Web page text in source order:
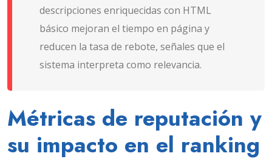
descripciones enriquecidas con HTML
básico mejoran el tiempo en página y
reducen la tasa de rebote, señales que el
sistema interpreta como relevancia.
Métricas de reputación y
su impacto en el ranking